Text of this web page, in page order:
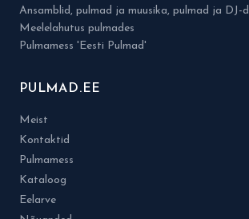
Ansamblid, pulmad ja muusika, pulmad ja DJ-d
Meelelahutus pulmades
Pulmamess 'Eesti Pulmad'
PULMAD.EE
Meist
Kontaktid
Pulmamess
Kataloog
Eelarve